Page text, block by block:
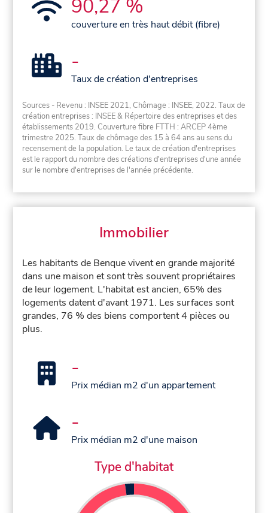
90,27 %
couverture en très haut débit (fibre)
-
Taux de création d'entreprises
Sources - Revenu : INSEE 2021, Chômage : INSEE, 2022. Taux de
création entreprises : INSEE & Répertoire des entreprises et des
établissements 2019. Couverture fibre FTTH : ARCEP 4ème
trimestre 2025. Taux de chômage des 15 à 64 ans au sens du
recensement de la population. Le taux de création d'entreprises
est le rapport du nombre des créations d'entreprises d'une année
sur le nombre d'entreprises de l'année précédente.
Immobilier
Les habitants de Benque vivent en grande majorité
dans une maison et sont très souvent propriétaires
de leur logement. L'habitat est ancien, 65% des
logements datent d'avant 1971. Les surfaces sont
grandes, 76 % des biens comportent 4 pièces ou
plus.
-
Prix médian m2 d'un appartement
-
Prix médian m2 d'une maison
Type d'habitat